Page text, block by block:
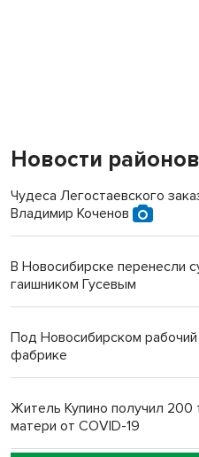
Новости районов
Чудеса Легостаевского
Владимир Коченов
В Новосибирске перенесли
гаишником Гусевым
Под Новосибирском
фабрике
Житель Купино получил 200
матери от COVID-19